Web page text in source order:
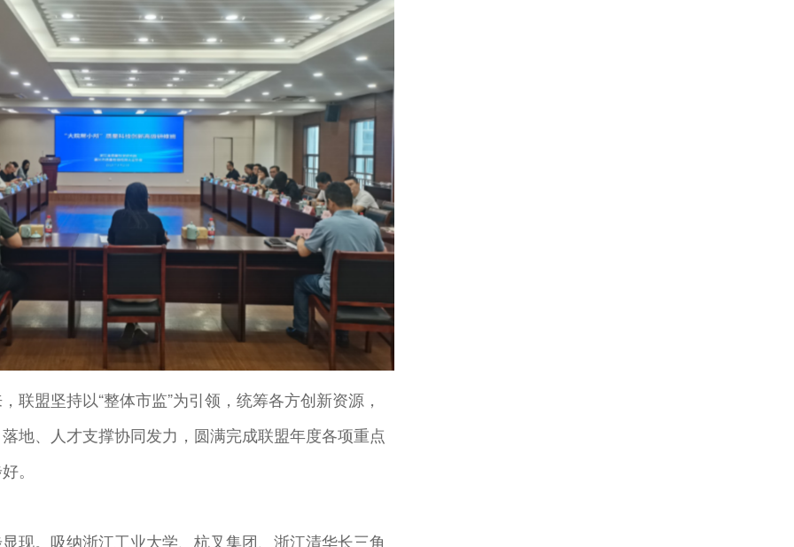
联盟坚持以“整体市监”为引领，统筹各方创新资源，
地、人才支撑协同发力，圆满完成联盟年度各项重点
。
现。吸纳浙江工业大学、杭叉集团、浙江清华长三角